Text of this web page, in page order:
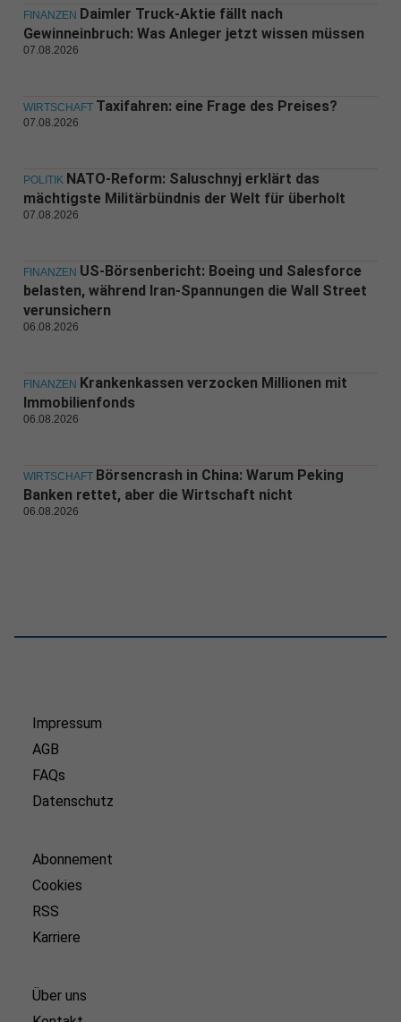
FINANZEN Daimler Truck-Aktie fällt nach
Gewinneinbruch: Was Anleger jetzt wissen müssen
07.08.2026
WIRTSCHAFT Taxifahren: eine Frage des Preises?
07.08.2026
POLITIK NATO-Reform: Saluschnyj erklärt das
mächtigste Militärbündnis der Welt für überholt
07.08.2026
FINANZEN US-Börsenbericht: Boeing und Salesforce
belasten, während Iran-Spannungen die Wall Street
verunsichern
06.08.2026
FINANZEN Krankenkassen verzocken Millionen mit
Immobilienfonds
06.08.2026
WIRTSCHAFT Börsencrash in China: Warum Peking
Banken rettet, aber die Wirtschaft nicht
06.08.2026
Impressum
AGB
FAQs
Datenschutz
Abonnement
Cookies
RSS
Karriere
Über uns